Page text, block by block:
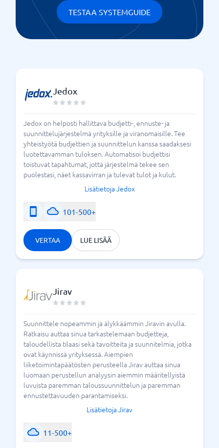
TESTAA SYSTEMGUIDE
Jedox
Jedox on helposti hallittava budjetti-, ennuste- ja
suunnittelujärjestelmä yrityksille ja viranomaisille. Tee
yhteistyötä budjettien ja suunnittelun kanssa saadaksesi
luotettavamman tuloksen. Automatisoi budjettisi
toistuvat tapahtumat, jotta järjestelmä tekee sen
puolestasi, näet kassavirran ja tulevat tulot ja kulut.
Lisätietoja Jedox
101-500+
VERTAA LUE LISÄÄ
Jirav
Suunnittele nopeammin ja älykkäämmin Jiravin avulla.
Ratkaisu auttaa sinua tarkastelemaan budjetteja,
taloudellista tilaasi sekä tavoitteita ja suunnitelmia, jotka
ovat käynnissä yrityksessä. Aiempien
liiketoimintapäätösten perusteella Jirav auttaa sinua
luomaan perustellun analyysin aiemmin määritellyistä
luvuista paremman taloussuunnittelun ja paremman
ennustettavuuden parantamiseksi.
Lisätietoja Jirav
11-500+